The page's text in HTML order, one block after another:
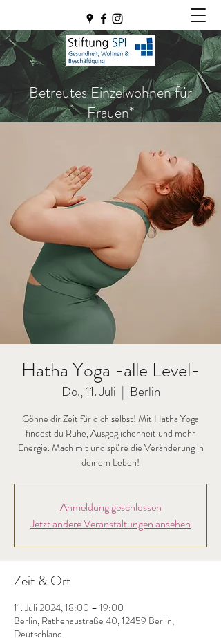
Betreutes Einzelwohnen für
Frauen*
Hatha Yoga -alle Level-
Do., 11. Juli
  |
Berlin
Gönne dir Zeit für dich selbst! Mit Hatha Yoga
findest du Ruhe, Ausgeglichenheit und mehr
Energie. Mach mit und spüre die Veränderung in
deinem Leben!
Anmeldung geschlossen
Jetzt andere Veranstaltungen ansehen
Zeit & Ort
11. Juli 2024, 18:00 – 19:00
Berlin, Rathenaustraße 40, 12459 Berlin,
Deutschland